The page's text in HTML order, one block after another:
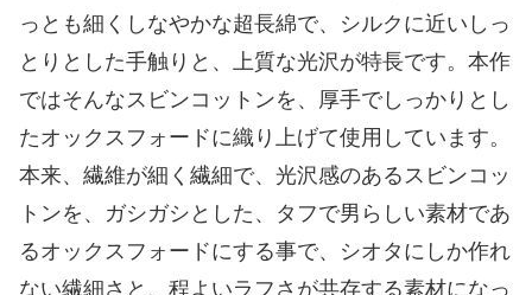
っとも細くしなやかな超長綿で、シルクに近いしっ
とりとした手触りと、上質な光沢が特長です。本作
ではそんなスビンコットンを、厚手でしっかりとし
たオックスフォードに織り上げて使用しています。
本来、繊維が細く繊細で、光沢感のあるスビンコッ
トンを、ガシガシとした、タフで男らしい素材であ
るオックスフォードにする事で、シオタにしか作れ
ない繊細さと、程よいラフさが共存する素材になっ